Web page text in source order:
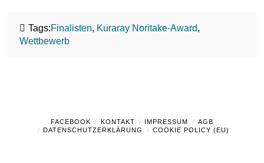
Tags:Finalisten, Kuraray Noritake-Award,
Wettbewerb
FACEBOOK KONTAKT IMPRESSUM
AGB
DATENSCHUTZERKLÄRUNG
COOKIE POLICY (EU)